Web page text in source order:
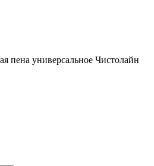
пена универсальное Чистолайн